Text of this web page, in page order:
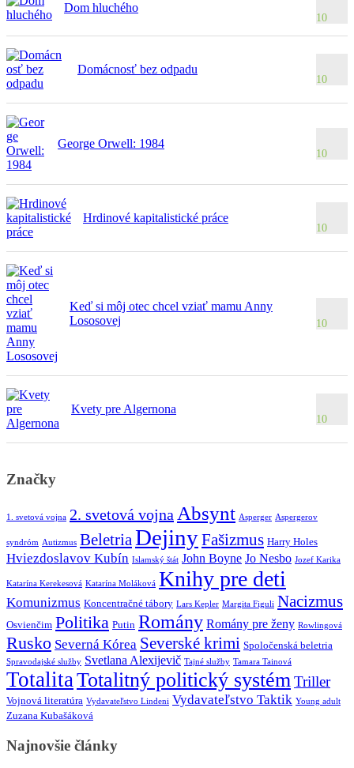
Dom hluchého
10
Domácnosť bez odpadu
10
George Orwell: 1984
10
Hrdinové kapitalistické práce
10
Keď si môj otec chcel vziať mamu Anny
Lososovej
10
Kvety pre Algernona
10
Značky
1. svetová vojna 2. svetová vojnaAbsynt Asperger Aspergerov
syndróm Autizmus BeletriaDejinyFašizmus Harry Holes
Hviezdoslavov Kubín Islamský štát John Boyne Jo Nesbo Jozef Karika
Katarína Kerekesová Katarína Moláková Knihy pre deti
Komunizmus Koncentračné tábory Lars Kepler Margita Figuli Nacizmus
Osvienčim Politika Putin Romány Romány pre ženy Rowlingová
Rusko Severná Kórea Severské krimi Spoločenská beletria
Spravodajské služby Svetlana Alexijevič Tajné služby Tamara Tainová
TotalitaTotalitný politický systémTriller
Vojnová literatúra Vydavateľstvo Lindeni Vydavateľstvo Taktik Young adult
Zuzana Kubašáková
Najnovšie články